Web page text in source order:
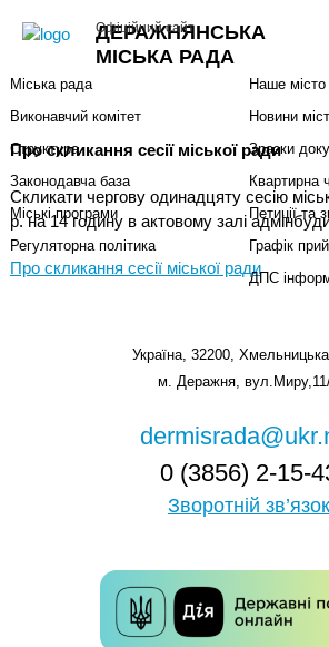
ДЕРАЖНЯНСЬКА
МІСЬКА РАДА
Офіційний сайт+ Створити
Про скликання сесії міської ради
Скликати чергову одинадцяту сесію
р. на 14 годину в актовому залі
Про скликання сесії міської ради
Міський голова
Міська рада
Виконавчий комітет
Структура
Законодавча база
Міські програми
Регуляторна політика
Наше місто
Новини
Зразки
Квартирна
Петиції та
Графік
ДПС
Україна, 32200,
м. Деражня,
0 (3856) 2-15-
Зворотній зв’язок